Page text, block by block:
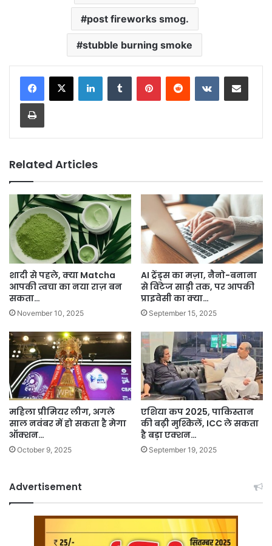
post fireworks smog.
stubble burning smoke
LinkedInTumblr PinterestReddit VKontakteShare via Email
Print
Related Articles
शादी से पहले, क्या Matcha
आपकी त्वचा का नया राज़ बन
सकता…
November 10, 2025
AI ट्रेंड्स का मज़ा, नैनो-बनाना
से विंटेज साड़ी तक, पर आपकी
प्राइवेसी का क्या…
September 15, 2025
महिला प्रीमियर लीग, अगले
साल नवंबर में हो सकता है मेगा
ऑक्शन…
October 9, 2025
एशिया कप 2025, पाकिस्तान
की बढ़ी मुश्किलें, ICC ले सकता
है बड़ा एक्शन…
September 19, 2025
Advertisement